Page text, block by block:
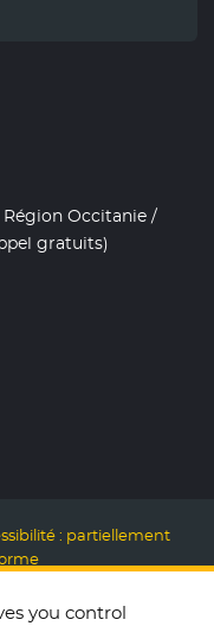
Occitanie /
gratuits)
: partiellement
you control